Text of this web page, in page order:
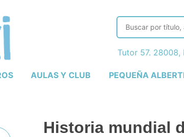
AULAS Y CLUB PEQUEÑA
Tutor 57. 28008,
Historia mundial